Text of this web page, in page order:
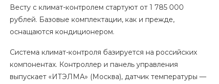
Весту с климат-контролем стартуют от 1 785 000
рублей. Базовые комплектации, как и прежде,
оснащаются кондиционером.
Система климат-контроля базируется на российских
компонентах. Контроллер и панель управления
выпускает «ИТЭЛМА» (Москва), датчик температуры —